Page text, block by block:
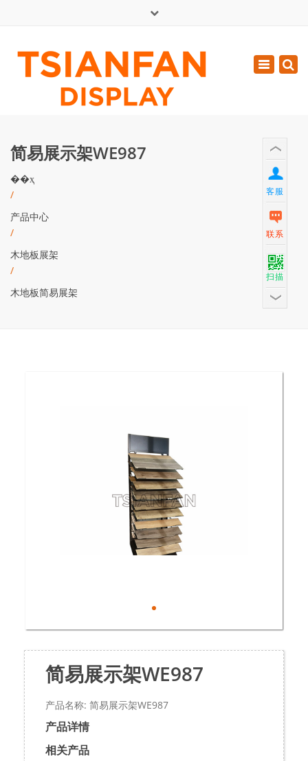
周一 - 周六: 7:00 - 17:00
0086-13365904989
Toggle
简易展示架WE987
��ҳ
/
产品中心
/
木地板展架
/
木地板简易展架
简易展示架WE987
产品名称: 简易展示架WE987
产品详情
相关产品
客服
联系
扫描